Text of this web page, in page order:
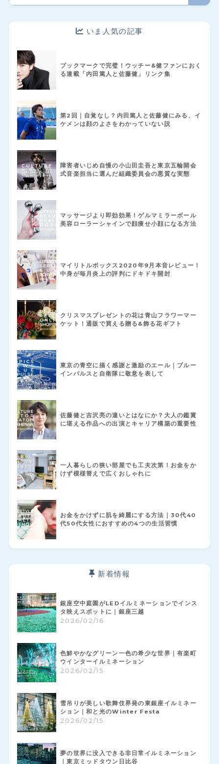
いま人気の記事
ブックマークで完璧！ウッチー&健ファンにおく
る連載「内田篤人と佐藤健」リンク集
第2回｜自覚なし？内田篤人と佐藤健にみる、イ
ケメンは顔のよさをわかっていない説
障害者いじめ自慢の小山田圭吾と東京五輪開会
式音楽担当に選んだ組織委員会の悪質な実態
マッサージより即効効果！ゲルマミラーボール
美容ローラーシャインで顔痩せ小顔になる方法
マイリトルボックス2020年9月本音レビュー！
中身が毎月炎上の評判にドキドキ開封
クリスマスプレゼントの花は青山フラワーマー
ケット！通販で買える贈る&飾る花ギフト
東京の青空に描く感謝と激励のエール｜ブルー
インパルスと自衛隊に敬意を表して
佐藤健と吉沢亮の違いとはなにか？大人の鑑賞
に堪える作品への出演とキャリア構築の重要性
一人暮らしの狭い部屋でも工夫次第！お金をか
けず模様替えで広くおしゃれに
お金をかけずに肌を綺麗にする方法｜30代40
代50代女性におすすめの4つの生活習慣
新着情報
銀座空中庭園がLEDイルミネーションでインス
タ映えスポットに｜銀座三越
2026/02/16
色鮮やかなグリーン一色の希少な世界｜有楽町
ウインターイルミネーション
2026/02/15
雪吊りが美しい歌舞伎界発の東銀座イルミネー
ション｜和と光のWinter Festa
2026/02/15
夢の世界に没入できる非日常イルミネーション
｜東京ミッドタウン日比谷